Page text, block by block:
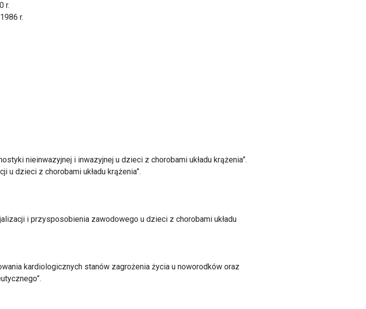
r.
r.
nieinwazyjnej i inwazyjnej u dzieci z chorobami układu krążenia”.
u dzieci z chorobami układu krążenia”.
i przysposobienia zawodowego u dzieci z chorobami układu
kardiologicznych stanów zagrożenia życia u noworodków oraz